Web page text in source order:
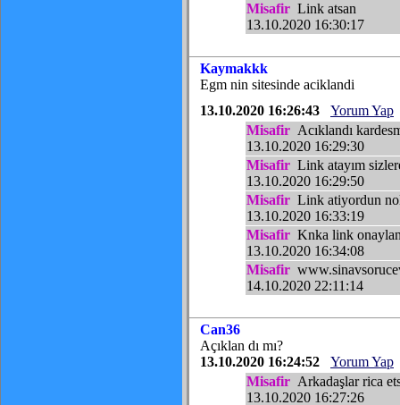
Misafir Link atsan
13.10.2020 16:30:17
Kaymakkk
Egm nin sitesinde aciklandi
13.10.2020 16:26:43
Yorum Yap
Misafir Acıklandı
13.10.2020 16:29:30
Misafir Link atayım
13.10.2020 16:29:50
Misafir Link atiyordun
13.10.2020 16:33:19
Misafir Knka link
13.10.2020 16:34:08
Misafir
14.10.2020 22:11:14
Can36
Açıklan dı mı?
13.10.2020 16:24:52
Yorum Yap
Misafir Arkadaşlar rica
13.10.2020 16:27:26